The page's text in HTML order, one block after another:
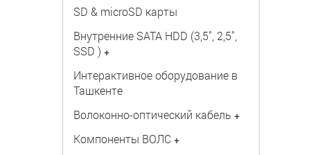
SD & microSD карты
Внутренние SATA HDD (3,5", 2,5",
SSD ) +
Интерактивное оборудование в
Ташкенте
Волоконно-оптический кабель +
Компоненты ВОЛС +